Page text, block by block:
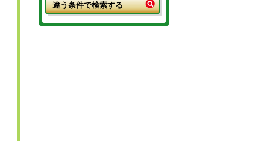
違う条件で検索する